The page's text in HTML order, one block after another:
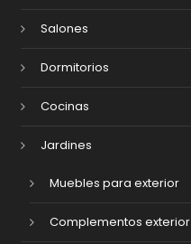
Salones
Dormitorios
Cocinas
Jardines
Muebles para exterior
Complementos exterior